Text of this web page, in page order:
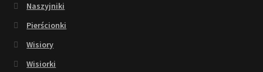
Naszyjniki
Pierścionki
Wisiory
Wisiorki